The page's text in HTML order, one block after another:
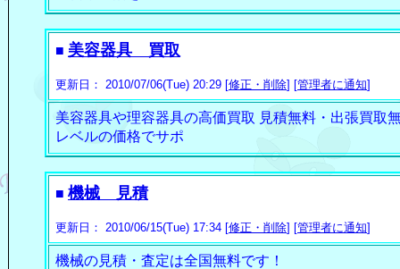
■ 美容器具 買取
更新日： 2010/07/06(Tue) 20:29 [修正・削除] [管理者に通知]
美容器具や理容器具の高価買取 見積無料・出張買取
レベルの価格でサポ
■ 機械 見積
更新日： 2010/06/15(Tue) 17:34 [修正・削除] [管理者に通知]
機械の見積・査定は全国無料です！